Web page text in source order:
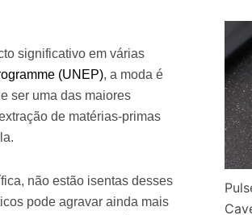
significativo em várias
(UNEP), a moda é
ser uma das maiores
de matérias-primas
não estão isentas desses
pode agravar ainda mais